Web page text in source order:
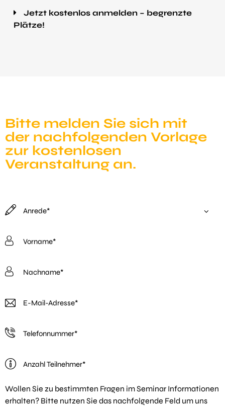
Jetzt kostenlos anmelden – begrenzte
Plätze!
Bitte melden Sie sich mit
der nach­folgenden Vorlage
zur kostenlosen
Veranstaltung an.
Wollen Sie zu bestimmten Fragen im Seminar Informationen
erhalten? Bitte nutzen Sie das nachfolgende Feld um uns